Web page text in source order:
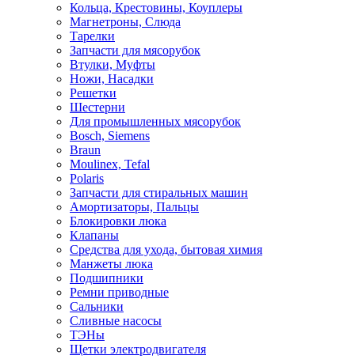
Кольца, Крестовины, Коуплеры
Магнетроны, Слюда
Тарелки
Запчасти для мясорубок
Втулки, Муфты
Ножи, Насадки
Решетки
Шестерни
Для промышленных мясорубок
Bosch, Siemens
Braun
Moulinex, Tefal
Polaris
Запчасти для стиральных машин
Амортизаторы, Пальцы
Блокировки люка
Клапаны
Средства для ухода, бытовая химия
Манжеты люка
Подшипники
Ремни приводные
Сальники
Сливные насосы
ТЭНы
Щетки электродвигателя